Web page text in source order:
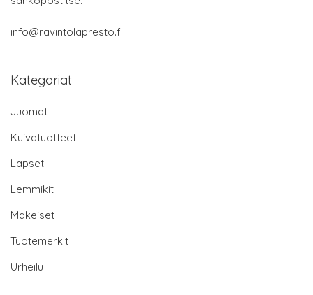
info@ravintolapresto.fi
Kategoriat
Juomat
Kuivatuotteet
Lapset
Lemmikit
Makeiset
Tuotemerkit
Urheilu